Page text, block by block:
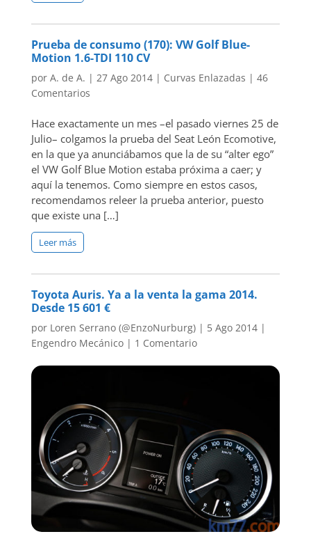
Prueba de consumo (170): VW Golf Blue-
Motion 1.6-TDI 110 CV
por A. de A. | 27 Ago 2014| Curvas Enlazadas | 46
Comentarios
Hace exactamente un mes –el pasado viernes 25 de
Julio– colgamos la prueba del Seat León Ecomotive,
en la que ya anunciábamos que la de su “alter ego”
el VW Golf Blue Motion estaba próxima a caer; y
aquí la tenemos. Como siempre en estos casos,
recomendamos releer la prueba anterior, puesto
que existe una […]
Leer más
Toyota Auris. Ya a la venta la gama 2014.
Desde 15 601 €
por Loren Serrano (@EnzoNurburg)| 5 Ago 2014|
Engendro Mecánico| 1 Comentario